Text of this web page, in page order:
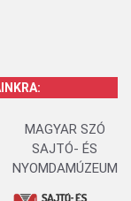
MAGYAR SZÓ
SAJTÓ- ÉS
NYOMDAMÚZEUM